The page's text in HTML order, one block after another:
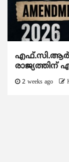
രാജ്യത്തിന്
2 weeks ago